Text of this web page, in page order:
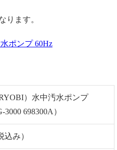
ります。
ポンプ 60Hz
）水中汚水ポンプ
3000 698300A）
込み）